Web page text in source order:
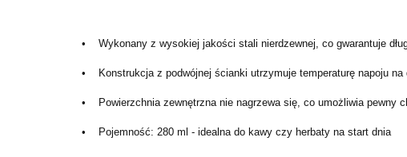
• Wykonany z wysokiej jakości stali nierdzewnej, co gwarantuje
• Konstrukcja z podwójnej ścianki utrzymuje temperaturę napoju na
• Powierzchnia zewnętrzna nie nagrzewa się, co umożliwia pewny
• Pojemność: 280 ml - idealna do kawy czy herbaty na start dnia